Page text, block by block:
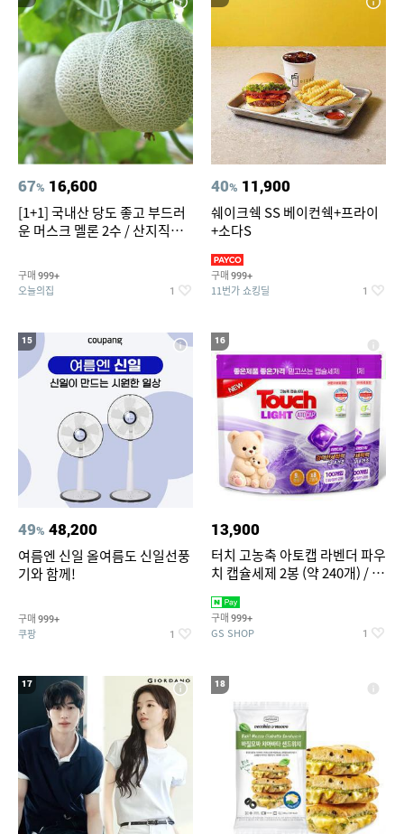
67% 16,600
[1+1] 국내산 당도 좋고 부드러
운 머스크 멜론 2수 / 산지직송 x
구매 999+
오늘의집 1
40% 11,900
쉐이크쉑 SS 베이컨쉑+프라이
+소다S
구매 999+
11번가 쇼킹딜 1
15
49% 48,200
여름엔 신일 올여름도 신일선풍
기와 함께!
구매 999+
쿠팡 1
16
13,900
터치 고농축 아토캡 라벤더 파우
치 캡슐세제 2봉 (약 240개) / 실
구매 999+
GS SHOP 1
17 18